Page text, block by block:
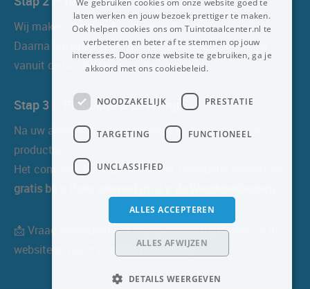
Wij maken een schets van uw ontwerp.
Daarna ontvangt u de officiële productietekeningen
vanuit de fabriek ter controle.
Stap 3 – Productie & Levering
Na uw akkoord gaat uw tuinhuis of overkapping in
productie.
Het complete bouwpakket wordt zorgvuldig verpakt en
gratis bij u thuis geleverd (m.u.v. de Waddeneilanden)
📩 Vraag eenvoudig een vrijblijvende offerte aan via de
website of neem contact met ons op.
We gebruiken cookies om onze website goed te
laten werken en jouw bezoek prettiger te maken.
Ook helpen cookies ons om Tuintotaalcenter.nl te
verbeteren en beter af te stemmen op jouw
interesses. Door onze website te gebruiken, ga je
akkoord met ons cookiebeleid.
NOODZAKELIJK PRESTATIE
TARGETING FUNCTIONEEL
UNCLASSIFIED
ALLES ACCEPTEREN
ALLES AFWIJZEN
DETAILS WEERGEVEN